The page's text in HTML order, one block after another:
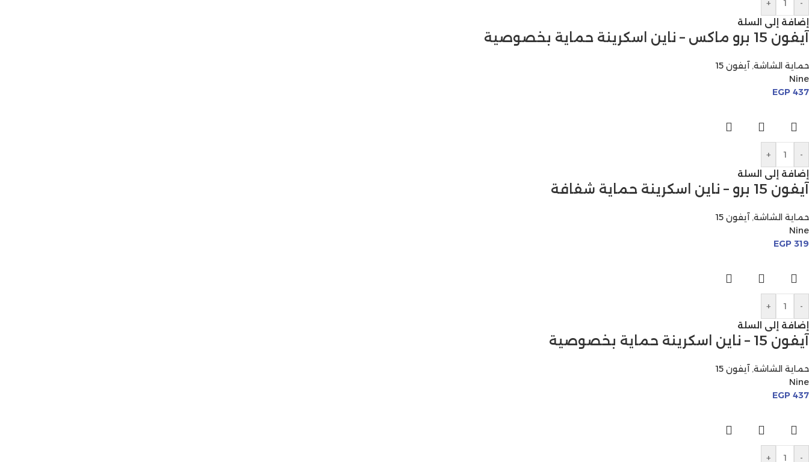
-
+
إضافة إلى السلة
آيفون 15 برو ماكس – ناين اسكرينة حماية بخصوصية
حماية الشاشة, آيفون 15
Nine
EGP 437
-
+
إضافة إلى السلة
آيفون 15 برو – ناين اسكرينة حماية شفافة
حماية الشاشة, آيفون 15
Nine
EGP 319
-
+
إضافة إلى السلة
آيفون 15 – ناين اسكرينة حماية بخصوصية
حماية الشاشة, آيفون 15
Nine
EGP 437
-
+